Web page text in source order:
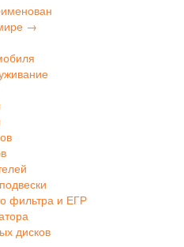
→
фильтра и ЕГР
дисков